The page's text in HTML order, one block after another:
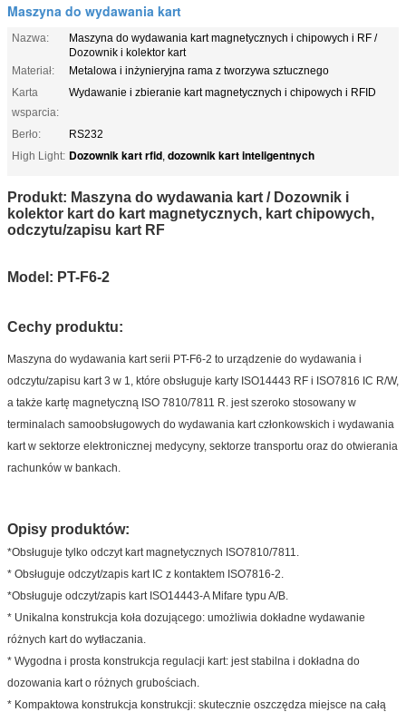
Maszyna do wydawania kart
Nazwa:
Maszyna do wydawania kart magnetycznych i chipowych i RF /
Dozownik i kolektor kart
Materiał:
Metalowa i inżynieryjna rama z tworzywa sztucznego
Karta
wsparcia:
Wydawanie i zbieranie kart magnetycznych i chipowych i RFID
Berło:
RS232
High Light: Dozownik kart rfid, dozownik kart inteligentnych
Produkt: Maszyna do wydawania kart / Dozownik i
kolektor kart do kart magnetycznych, kart chipowych,
odczytu/zapisu kart RF
Model: PT-F6-2
Cechy produktu:
Maszyna do wydawania kart serii PT-F6-2 to urządzenie do wydawania i
odczytu/zapisu kart 3 w 1, które obsługuje karty ISO14443 RF i ISO7816 IC R/W,
a także kartę magnetyczną ISO 7810/7811 R. jest szeroko stosowany w
terminalach samoobsługowych do wydawania kart członkowskich i wydawania
kart w sektorze elektronicznej medycyny, sektorze transportu oraz do otwierania
rachunków w bankach.
Opisy produktów:
*Obsługuje tylko odczyt kart magnetycznych ISO7810/7811.
* Obsługuje odczyt/zapis kart IC z kontaktem ISO7816-2.
*Obsługuje odczyt/zapis kart ISO14443-A Mifare typu A/B.
* Unikalna konstrukcja koła dozującego: umożliwia dokładne wydawanie
różnych kart do wytłaczania.
* Wygodna i prosta konstrukcja regulacji kart: jest stabilna i dokładna do
dozowania kart o różnych grubościach.
* Kompaktowa konstrukcja konstrukcji: skutecznie oszczędza miejsce na całą